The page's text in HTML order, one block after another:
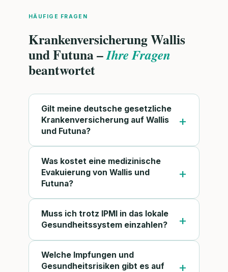
HÄUFIGE FRAGEN
Krankenversicherung Wallis
und Futuna –Ihre Fragen
beantwortet
Gilt meine deutsche gesetzliche
Krankenversicherung auf Wallis
und Futuna?
Was kostet eine medizinische
Evakuierung von Wallis und
Futuna?
Muss ich trotz IPMI in das lokale
Gesundheitssystem einzahlen?
Welche Impfungen und
Gesundheitsrisiken gibt es auf